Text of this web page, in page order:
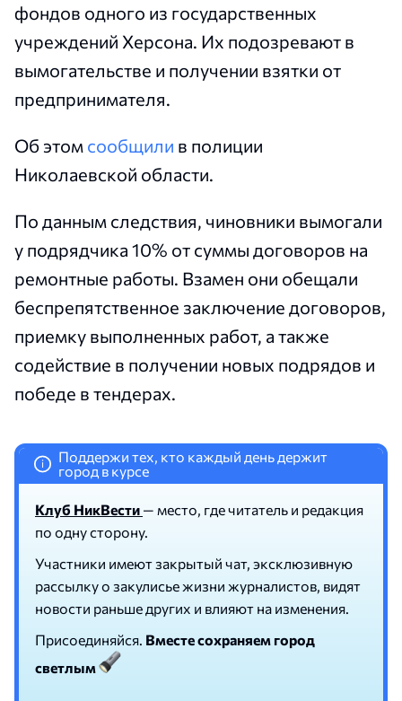
фондов одного из государственных
учреждений Херсона. Их подозревают в
вымогательстве и получении взятки от
предпринимателя.
Об этом сообщили в полиции
Николаевской области.
По данным следствия, чиновники вымогали
у подрядчика 10% от суммы договоров на
ремонтные работы. Взамен они обещали
беспрепятственное заключение договоров,
приемку выполненных работ, а также
содействие в получении новых подрядов и
победе в тендерах.
i
Поддержи тех, кто каждый день держит
город в курсе
Клуб НикВести — место, где читатель и редакция
по одну сторону.
Участники имеют закрытый чат, эксклюзивную
рассылку о закулисье жизни журналистов, видят
новости раньше других и влияют на изменения.
Присоединяйся. Вместе сохраняем город
светлым